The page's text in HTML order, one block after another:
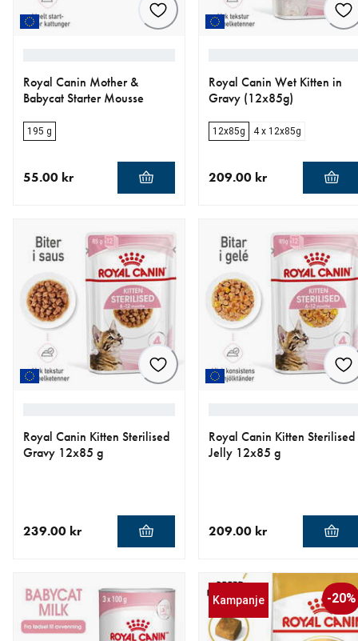
Royal Canin Mother &
Babycat Starter Mousse
195 g
55.00 kr
Royal Canin Wet Kitten in
Gravy (12x85g)
12x85g 4 x 12x85g
209.00 kr
Royal Canin Kitten Sterilised
Gravy 12x85 g
239.00 kr
Royal Canin Kitten Sterilised
Jelly 12x85 g
209.00 kr
Kampanje -20%